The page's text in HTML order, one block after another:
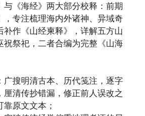
与《海经》两大部分校释：前期
，专注梳理海内外诸神、异域奇
补作《山经柬释》，详解五方山
祝祭祀，二者合编为完整《山海
广搜明清古本、历代笺注，逐字
厘清传抄错漏，修正前人误改之
原文文本；